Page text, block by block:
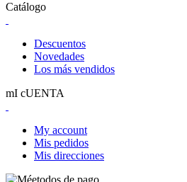
Catálogo
Descuentos
Novedades
Los más vendidos
mI cUENTA
My account
Mis pedidos
Mis direcciones